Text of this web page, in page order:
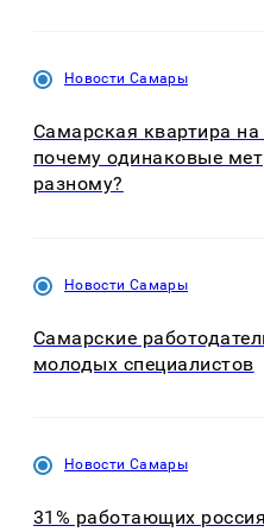
Новости Самары
Самарская квартира
почему одинаковые
разному?
Новости Самары
Самарские
молодых специалистов
Новости Самары
31% работающих